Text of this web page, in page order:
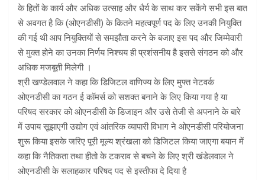
के हितों के कार्य और अधिक उत्साह और धैर्य के साथ कर सकेंगे सभी इस बात
से अवगत है कि (ओएनडीसी) के कितने महत्वपूर्ण पद के लिए उनकी नियुक्ति
की गई थी आप नियुक्तियों से समझौता करने के बजाए इस पद और जिम्मेवारी
से मुक्त होने का उनका निर्णय निश्चय ही प्रशंसनीय है इससे संगठन को और
अधिक मजबूती मिलेगी ।
श्री खण्डेलवाल ने कहा कि डिजिटल वाणिज्य के लिए मुफ्त नेटवर्क
ओएनडीसी का गठन ई कॉमर्स को सशक्त बनाने के लिए किया गया है या
परिषद सरकार को ओएनडीसी के डिजाइन और उसे तेजी से अपनाने के बारे
में उपाय सूझाएगी उद्योग एवं आंतरिक व्यापारी विभाग ने ओएनडीसी परियोजना
शुरू किया इसके जरिए पूरी मूल्य श्रंखला को डिजिटल किया जाएगा बयान में
कहा कि नैतिकता तथा हीतो के टकराव से बचने के लिए श्री खंडेलवाल ने
ओएनडीसी के सलाहकार परिषद पद से इस्तीफा दे दिया है